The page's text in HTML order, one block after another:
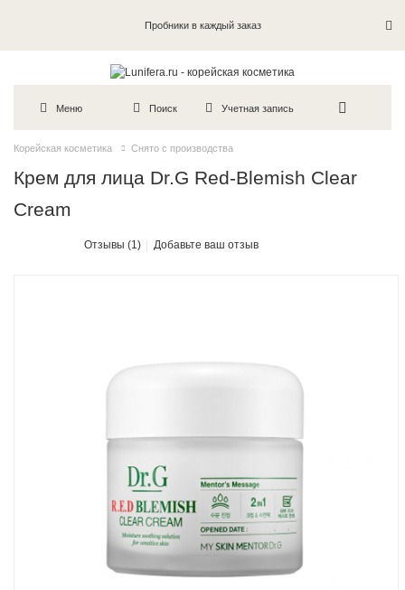
Пробники в каждый заказ
Меню Поиск Учетная запись
Корейская косметика Снято с производства
Крем для лица Dr.G Red-Blemish Clear
Cream
Отзывы (1) Добавьте ваш отзыв